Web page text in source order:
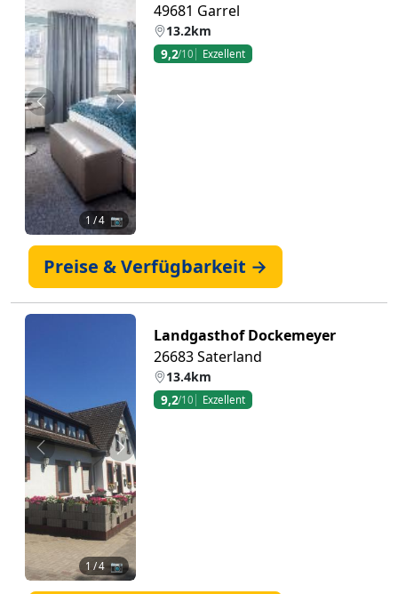
Zurück Weiter
1 / 4 📷
49681 Garrel
13.2km
9,2/10 Exzellent
Preise & Verfügbarkeit →
Zurück Weiter
1 / 4 📷
Landgasthof Dockemeyer
26683 Saterland
13.4km
9,2/10 Exzellent